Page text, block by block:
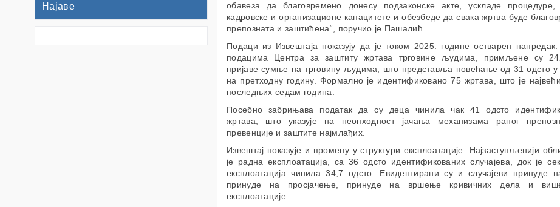
обавеза да благовремено донесу подзаконске акте, ускладе процедуре,
кадровске и организационе капацитете и обезбеде да свака жртва буде
препозната и заштићена“, поручио је Пашалић.
Подаци из Извештаја показују да је током 2025. године остварен
подацима Центра за заштиту жртава трговине људима, примљене су
пријаве сумње на трговину људима, што представља повећање од 31 одсто у
на претходну годину. Формално је идентификовано 75 жртава, што је
последњих седам година.
Посебно забрињава податак да су деца чинила чак 41 одсто
жртава, што указује на неопходност јачања механизама раног
превенције и заштите најмлађих.
Извештај показује и промену у структури експлоатације. Најзаступљенији
је радна експлоатација, са 36 одсто идентификованих случајева, док је
експлоатација чинила 34,7 одсто. Евидентирани су и случајеви принуде
принуде на просјачење, принуде на вршење кривичних дела и
експлоатације.
Најаве